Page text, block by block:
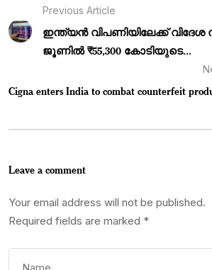
Previous Article
ഇന്ത്യൻ വിപണിയിലേക്ക് വിദേശ
ജൂണിൽ ₹55,300 കോടിയുടെ...
Cigna enters India to combat counterfeit
Leave a comment
Your email address will not be published.
Required fields are marked *